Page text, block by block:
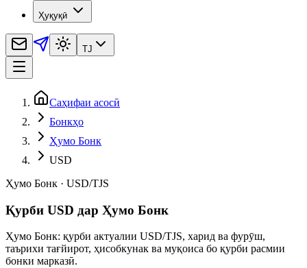
Ҳуқуқӣ
TJ
Саҳифаи асосӣ
Бонкҳо
Ҳумо Бонк
USD
Ҳумо Бонк · USD/TJS
Қурби USD дар Ҳумо Бонк
Ҳумо Бонк: қурби актуалии USD/TJS, харид ва фурӯш,
таърихи тағйирот, ҳисобкунак ва муқоиса бо қурби расмии
бонки марказӣ.